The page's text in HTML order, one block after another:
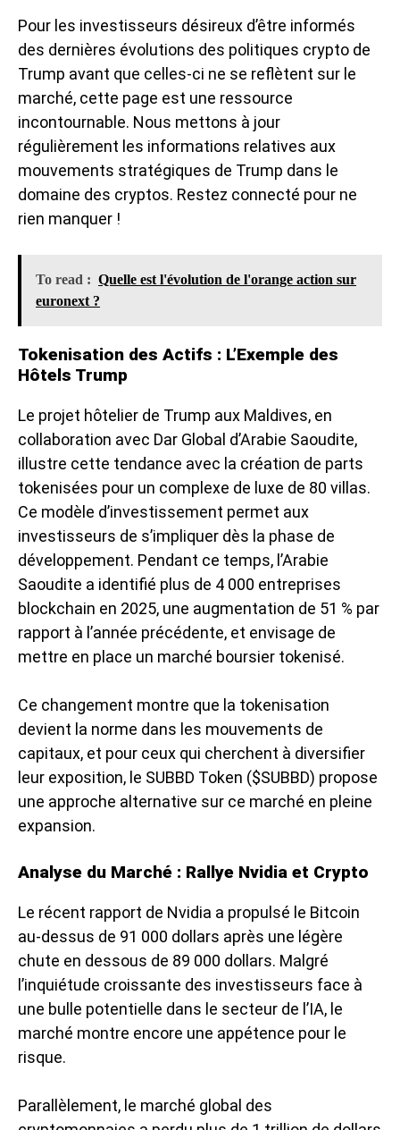
Pour les investisseurs désireux d’être informés
des dernières évolutions des politiques crypto de
Trump avant que celles-ci ne se reflètent sur le
marché, cette page est une ressource
incontournable. Nous mettons à jour
régulièrement les informations relatives aux
mouvements stratégiques de Trump dans le
domaine des cryptos. Restez connecté pour ne
rien manquer !
To read : Quelle est l'évolution de l'orange action sur
euronext ?
Tokenisation des Actifs : L’Exemple des
Hôtels Trump
Le projet hôtelier de Trump aux Maldives, en
collaboration avec Dar Global d’Arabie Saoudite,
illustre cette tendance avec la création de parts
tokenisées pour un complexe de luxe de 80 villas.
Ce modèle d’investissement permet aux
investisseurs de s’impliquer dès la phase de
développement. Pendant ce temps, l’Arabie
Saoudite a identifié plus de 4 000 entreprises
blockchain en 2025, une augmentation de 51 % par
rapport à l’année précédente, et envisage de
mettre en place un marché boursier tokenisé.
Ce changement montre que la tokenisation
devient la norme dans les mouvements de
capitaux, et pour ceux qui cherchent à diversifier
leur exposition, le SUBBD Token ($SUBBD) propose
une approche alternative sur ce marché en pleine
expansion.
Analyse du Marché : Rallye Nvidia et Crypto
Le récent rapport de Nvidia a propulsé le Bitcoin
au-dessus de 91 000 dollars après une légère
chute en dessous de 89 000 dollars. Malgré
l’inquiétude croissante des investisseurs face à
une bulle potentielle dans le secteur de l’IA, le
marché montre encore une appétence pour le
risque.
Parallèlement, le marché global des